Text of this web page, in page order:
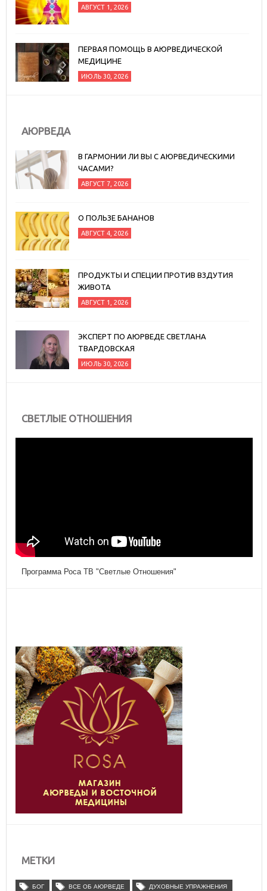
АВГУСТ 1, 2026
ПЕРВАЯ ПОМОЩЬ В АЮРВЕДИЧЕСКОЙ
МЕДИЦИНЕ
ИЮЛЬ 30, 2026
АЮРВЕДА
В ГАРМОНИИ ЛИ ВЫ С АЮРВЕДИЧЕСКИМИ
ЧАСАМИ?
АВГУСТ 7, 2026
О ПОЛЬЗЕ БАНАНОВ
АВГУСТ 4, 2026
ПРОДУКТЫ И СПЕЦИИ ПРОТИВ ВЗДУТИЯ
ЖИВОТА
АВГУСТ 1, 2026
ЭКСПЕРТ ПО АЮРВЕДЕ СВЕТЛАНА
ТВАРДОВСКАЯ
ИЮЛЬ 30, 2026
СВЕТЛЫЕ ОТНОШЕНИЯ
Программа Роса ТВ "Светлые Отношения"
МЕТКИ
БОГ ВСЕ ОБ АЮРВЕДЕ ДУХОВНЫЕ УПРАЖНЕНИЯ